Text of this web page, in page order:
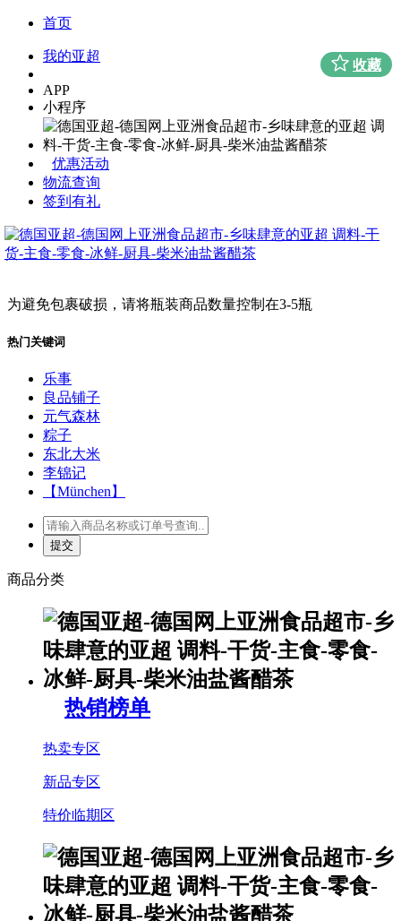
首页
我的亚超
APP
小程序
优惠活动
物流查询
签到有礼
为避免包裹破损，请将瓶装商品数量控制在3-5瓶
热门关键词
乐事
良品铺子
元气森林
粽子
东北大米
李锦记
【München】
商品分类
热销榜单
热卖专区
新品专区
特价临期区
收藏